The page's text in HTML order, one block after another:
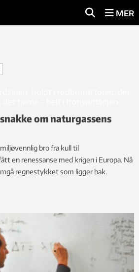
MER
om naturgassens
bro fra kull til
en renessanse med krigen i Europa. Nå
regnestykket som ligger bak.